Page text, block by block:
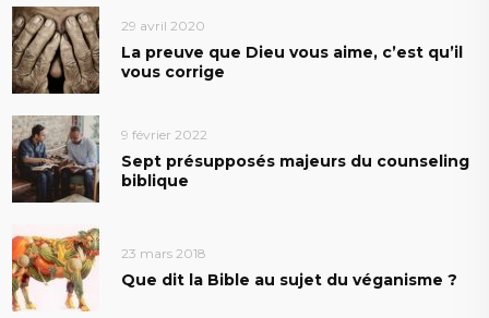
29 avril 2020
La preuve que Dieu vous aime, c’est qu’il
vous corrige
9 février 2022
Sept présupposés majeurs du counseling
biblique
23 mars 2018
Que dit la Bible au sujet du véganisme ?